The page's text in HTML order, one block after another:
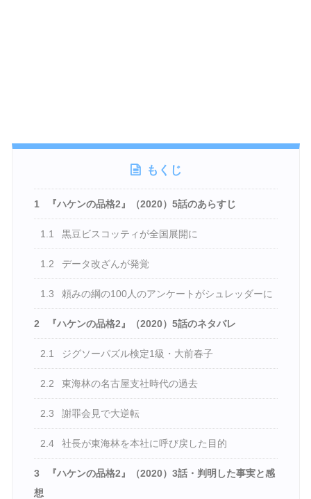
もくじ
1 『ハケンの品格2』（2020）5話のあらすじ
1.1 黒豆ビスコッティが全国展開に
1.2 データ改ざんが発覚
1.3 頼みの綱の100人のアンケートがシュレッダーに
2 『ハケンの品格2』（2020）5話のネタバレ
2.1 ジグソーパズル検定1級・大前春子
2.2 東海林の名古屋支社時代の過去
2.3 謝罪会見で大逆転
2.4 社長が東海林を本社に呼び戻した目的
3
『ハケンの品格2』（2020）3話・判明した事実と感
想